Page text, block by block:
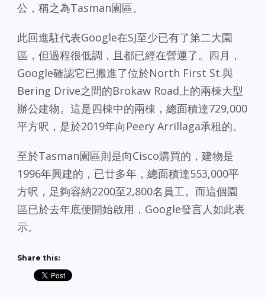
公，稱之為Tasman園區。
此回進駐代表Google在SJ至少已有了第二大園
區，但過程很低調，且都已經在營運了。四月，
Google確認它已搬進了位於North First St.與
Bering Drive之間的Brokaw Road上的兩棟大型
辦公建物。這是四棟中的兩棟，總面積達729,000
平方呎，是於2019年向Peery Arrillaga承租的。
至於Tasman園區則是向Cisco購買的，建物是
1996年興建的，已廿多年，總面積達553,000平
方呎，足夠容納2200至2,800名員工。而這個園
區已於去年底便開始啟用，Google發言人如此表
示。
Share this: